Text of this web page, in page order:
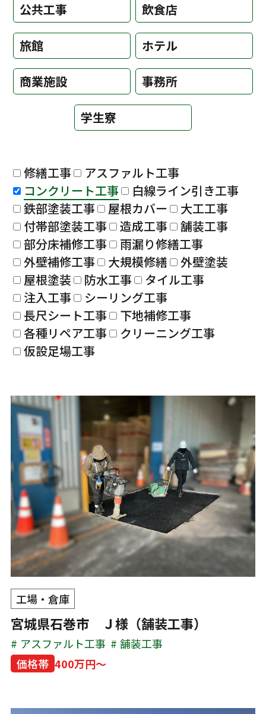
公共工事 飲食店
旅館 ホテル
商業施設 事務所
学生寮
修繕工事
アスファルト工事
コンクリート工事
白線ライン引き工事
鉄部塗装工事
屋根カバー
大工工事
付帯部塗装工事
造成工事
舗装工事
部分床補修工事
雨漏り修繕工事
外壁補修工事
大規模修繕
外壁塗装
屋根塗装
防水工事
タイル工事
注入工事
シーリング工事
長尺シート工事
下地補修工事
各種リペア工事
クリーニング工事
仮設足場工事
工場・倉庫
宮城県石巻市 Ｊ様（舗装工事）
アスファルト工事
舗装工事
価格帯 400万円～